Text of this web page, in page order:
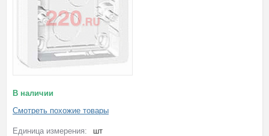
В наличии
Смотреть похожие товары
Единица измерения:
шт